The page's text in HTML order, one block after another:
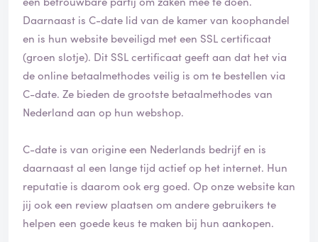
Daarnaast is C-date lid van de kamer van koophandel
en is hun website beveiligd met een SSL certificaat
(groen slotje). Dit SSL certificaat geeft aan dat het via
de online betaalmethodes veilig is om te bestellen via
C-date. Ze bieden de grootste betaalmethodes van
Nederland aan op hun webshop.
C-date is van origine een Nederlands bedrijf en is
daarnaast al een lange tijd actief op het internet. Hun
reputatie is daarom ook erg goed. Op onze website kan
jij ook een review plaatsen om andere gebruikers te
helpen een goede keus te maken bij hun aankopen.